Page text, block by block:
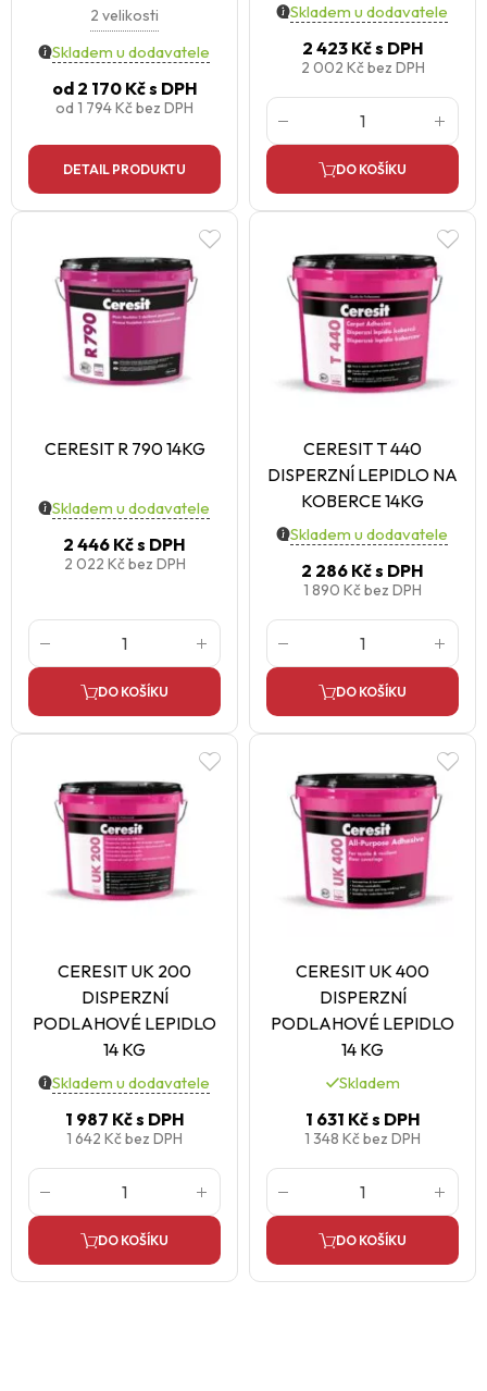
2 velikosti
Skladem u dodavatele
od2 170 Kčs DPH
od 1 794 Kčbez DPH
DETAIL PRODUKTU
Skladem u dodavatele
2 423 Kčs DPH
2 002 Kčbez DPH
DO KOŠÍKU
CERESIT R 790 14KG
Skladem u dodavatele
2 446 Kčs DPH
2 022 Kčbez DPH
DO KOŠÍKU
CERESIT T 440
DISPERZNÍ LEPIDLO NA
KOBERCE 14KG
Skladem u dodavatele
2 286 Kčs DPH
1 890 Kčbez DPH
DO KOŠÍKU
CERESIT UK 200
DISPERZNÍ
PODLAHOVÉ LEPIDLO
14 KG
Skladem u dodavatele
1 987 Kčs DPH
1 642 Kčbez DPH
DO KOŠÍKU
CERESIT UK 400
DISPERZNÍ
PODLAHOVÉ LEPIDLO
14 KG
Skladem
1 631 Kčs DPH
1 348 Kčbez DPH
DO KOŠÍKU